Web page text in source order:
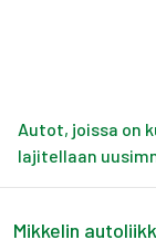
Autot, joissa on
lajitellaan
Mikkelin